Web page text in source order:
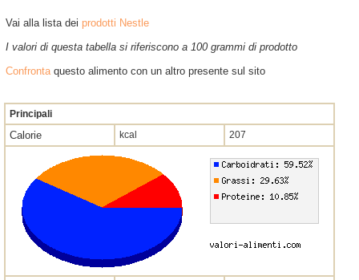
Vai alla lista dei prodotti Nestle
I valori di questa tabella si riferiscono a 100 grammi di prodotto
Confrontaquesto alimento con un altro presente sul sito
Principali
Calorie kcal 207